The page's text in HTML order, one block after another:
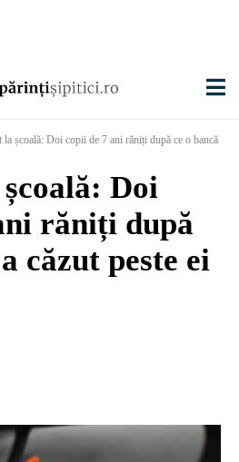
la școală: Doi copii de 7 ani răniți după ce o bancă
Doi
răniți după
căzut peste ei